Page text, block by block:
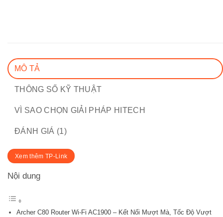
MÔ TẢ
THÔNG SỐ KỸ THUẬT
VÌ SAO CHỌN GIẢI PHÁP HITECH
ĐÁNH GIÁ (1)
Xem thêm TP-Link
Nội dung
Archer C80 Router Wi-Fi AC1900 – Kết Nối Mượt Mà, Tốc Độ Vượt